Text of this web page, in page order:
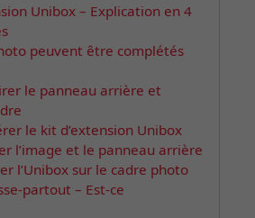
Unibox – Explication en 4
peuvent être complétés
le panneau arrière et
le kit d’extension Unibox
l’image et le panneau arrière
l’Unibox sur le cadre photo
partout – Est-ce